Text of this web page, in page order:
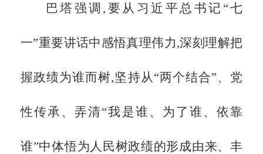
巴塔强调,要从习近平总书记 “七
一”重要讲话中感悟真理伟力,深刻理解把
握政绩为谁而树,坚持从“两个结合”、党
性传承、弄清“我是谁、为了谁、依靠
谁”中体悟为人民树政绩的形成由来、丰